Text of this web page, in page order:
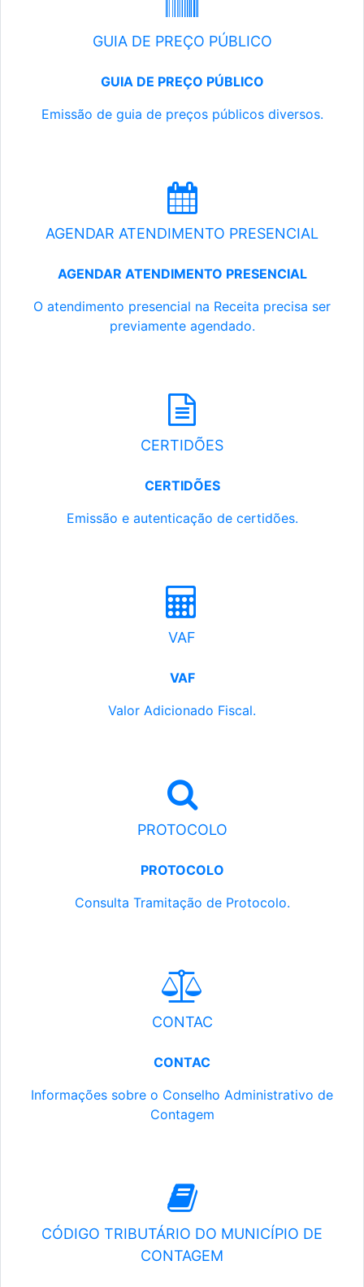
GUIA DE PREÇO PÚBLICO
GUIA DE PREÇO PÚBLICO
Emissão de guia de preços públicos diversos.
AGENDAR ATENDIMENTO PRESENCIAL
AGENDAR ATENDIMENTO PRESENCIAL
O atendimento presencial na Receita precisa ser
previamente agendado.
CERTIDÕES
CERTIDÕES
Emissão e autenticação de certidões.
VAF
VAF
Valor Adicionado Fiscal.
PROTOCOLO
PROTOCOLO
Consulta Tramitação de Protocolo.
CONTAC
CONTAC
Informações sobre o Conselho Administrativo de
Contagem
CÓDIGO TRIBUTÁRIO DO MUNICÍPIO DE
CONTAGEM